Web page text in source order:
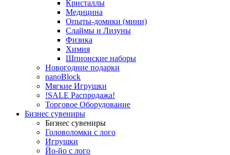
Кристаллы
Медицина
Опыты-домики (мини)
Слаймы и Лизуны
Физика
Химия
Шпионские наборы
Новогодние подарки
nanoBlock
Мягкие Игрушки
!SALE Распродажа!
Торговое Оборудование
Бизнес сувениры
Бизнес сувениры
Головоломки с лого
Игрушки
Йо-йо с лого